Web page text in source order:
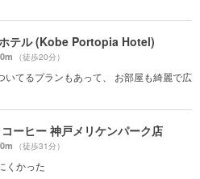
テル (Kobe Portopia Hotel)
（徒歩20分）
いてるプランもあって、 お部屋も綺麗で広
ーヒー 神戸メリケンパーク店
（徒歩31分）
くかった